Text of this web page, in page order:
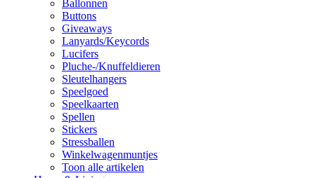
Ballonnen
Buttons
Giveaways
Lanyards/Keycords
Lucifers
Pluche-/Knuffeldieren
Sleutelhangers
Speelgoed
Speelkaarten
Spellen
Stickers
Stressballen
Winkelwagenmuntjes
Toon alle artikelen